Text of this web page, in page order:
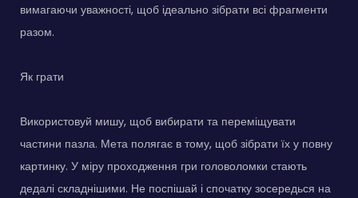
вимагаючи уважності, щоб ідеально зібрати всі фрагменти
разом.
Як грати
Використовуй мишу, щоб вибирати та переміщувати
частини пазла. Мета полягає в тому, щоб зібрати їх у повну
картинку. У міру проходження гри головоломки стають
дедалі складнішими. Не поспішай і спочатку зосередься на